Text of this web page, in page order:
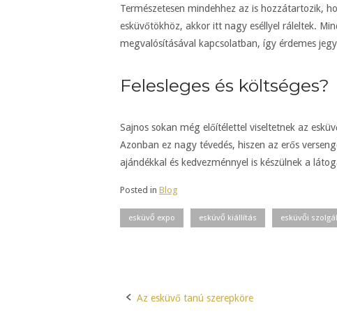
Természetesen mindehhez az is hozzátartozik,
esküvőtökhöz, akkor itt nagy eséllyel ráleltek.
megvalósításával kapcsolatban, így érdemes
Felesleges és költséges?
Sajnos sokan még előítélettel viseltetnek az
Azonban ez nagy tévedés, hiszen az erős
ajándékkal és kedvezménnyel is készülnek a
Posted in Blog
esküvő expo esküvő kiállítás esküvői
Post
Az esküvő tanú szerepköre